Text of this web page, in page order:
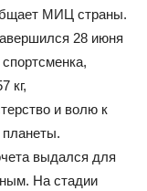
МИЦ страны.
28 июня
кг,
и волю к
выдался для
На стадии